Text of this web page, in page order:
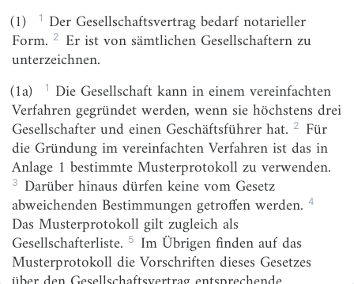
§ 5a
Unternehmergesellschaft
§ 6
Geschäftsführer
§ 8
Inhalt der Anmeldung
§ 9
Überbewertung der Sacheinlagen
§ 9a
Ersatzansprüche der Gesellschaft
§ 9b
Verzicht auf Ersatzansprüche
§ 9c
Ablehnung der Eintragung
§ 10
Inhalt der Eintragung
§ 11
Rechtszustand vor der Eintragung
(1) 1 Der Gesellschaftsvertrag bedarf notarieller
Form. 2 Er ist von sämtlichen Gesellschaftern zu
unterzeichnen.
(1a)
1 Die Gesellschaft kann in einem vereinfachten
Verfahren gegründet werden, wenn sie höchstens drei
Gesellschafter und einen Geschäftsführer hat. 2 Für
die Gründung im vereinfachten Verfahren ist das in
Anlage 1 bestimmte Musterprotokoll zu verwenden.
3 Darüber hinaus dürfen keine vom Gesetz
abweichenden Bestimmungen getroffen werden. 4
Das Musterprotokoll gilt zugleich als
Gesellschafterliste. 5 Im Übrigen finden auf das
Musterprotokoll die Vorschriften dieses Gesetzes